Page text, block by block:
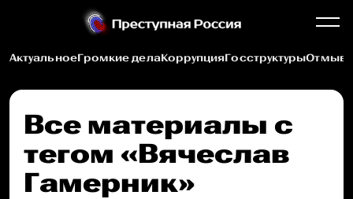
АктуальноеГромкие делаКоррупцияГосструктуры
Все материалы c
тегом «Вячеслав
Гамерник»